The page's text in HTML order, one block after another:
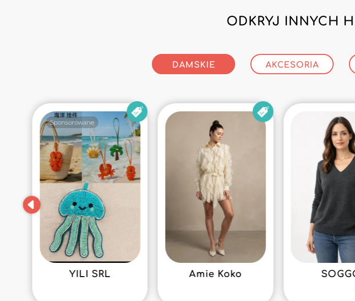
ODKRYJ INNYCH
DAMSKIE AKCESORIA
Sponsorowane
YILI SRL Amie Koko